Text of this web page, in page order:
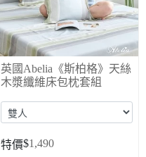
英國Abelia《斯柏格》天絲
木漿纖維床包枕套組
特價$1,490